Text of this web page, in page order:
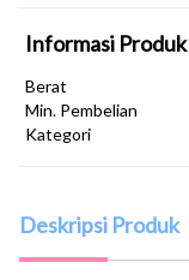
Informasi Produk
Berat
Min. Pembelian
Kategori
Deskripsi Produk